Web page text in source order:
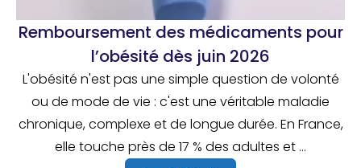
Remboursement des médicaments pour
l’obésité dès juin 2026
L'obésité n'est pas une simple question de volonté
ou de mode de vie : c'est une véritable maladie
chronique, complexe et de longue durée. En France,
elle touche près de 17 % des adultes et ...